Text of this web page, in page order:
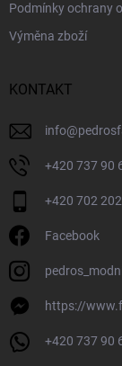
Podmínky ochrany
Výměna zboží
KONTAKT
info@
+420 737 90
+420 702
Facebook
https://
+420 737 90